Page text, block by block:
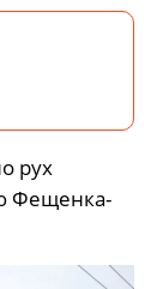
рух
Фещенка-